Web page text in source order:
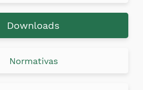
Downloads
Normativas